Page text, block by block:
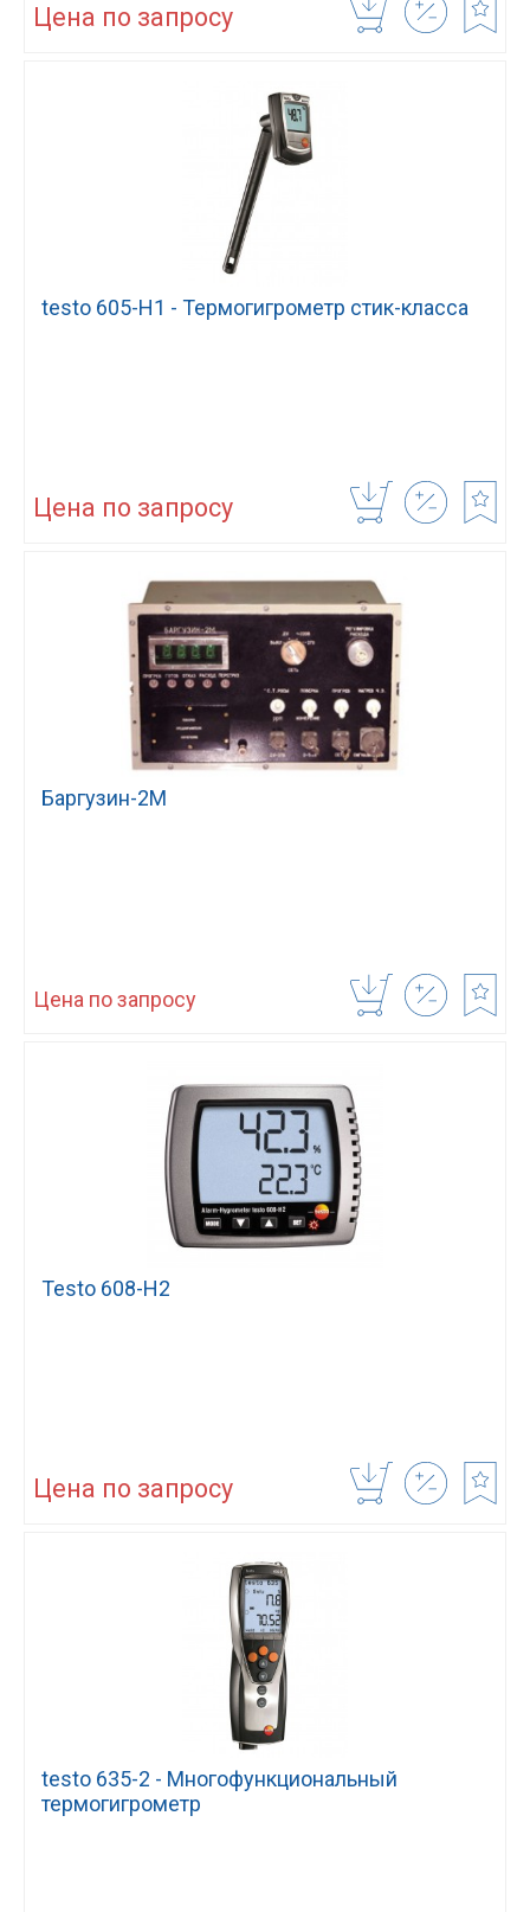
Цена по запросу
testo 605-H1 - Термогигрометр стик-класса
Цена по запросу
Баргузин-2М
Цена по запросу
Testo 608-H2
Цена по запросу
testo 635-2 - Многофункциональный
термогигрометр